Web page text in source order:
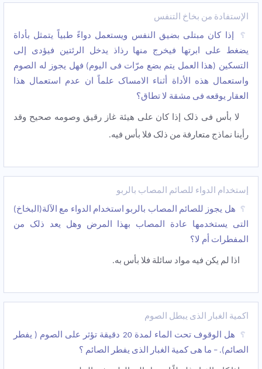
الإستفادة من بخاخ التنفس
إذا کان مبتلى بضیق النفس ویستعمل دواءً طبیاً یتمثل بأداة
یضغط على ابرتها فیخرج منها رذاذ یدخل الرئتین فیؤدی إلى
التسکین (هذا العمل یتم بضع مرّات فی الیوم) فهل یجوز له الصوم
واستعمال هذه الأداة أثناء الامساک علماً ان عدم استعمال هذا
العقار یوقعه فی مشقة لا تطاق؟
لا بأس فی ذلک إذا کان على هیئة غاز رقیق وصومه صحیح وقد
رأینا نماذج متعارفة من ذلک فلا بأس فیه.
إستخدام الدواء للصائم المصاب بالربو
هل یجوز للصائم المصاب بالربو استخدام الدواء مع الآلة(البخاخ)
التی یستخدمها عادة المصاب بهذا المرض وهل یعد ذلک من
المفطرات أم لا؟
اذا لم یکن فیه مواد سائلة فلا بأس به.
اکمیة الغبار الذی یبطل الصوم
هل الوقوف تحت الماء لمدة 20 دقیقة تؤثر على الصوم ( یفطر
الصائم). – ما هی کمیة الغبار الذی یفطر الصائم ؟